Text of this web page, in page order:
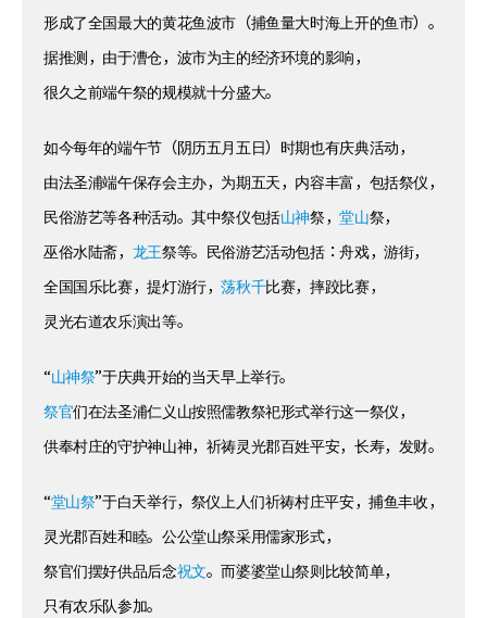
形成了全国最大的黄花鱼波市（捕鱼量大时海上开的鱼市）。
据推测，由于漕仓，波市为主的经济环境的影响，
很久之前端午祭的规模就十分盛大。
如今每年的端午节（阴历五月五日）时期也有庆典活动，
由法圣浦端午保存会主办，为期五天，内容丰富，包括祭仪，
民俗游艺等各种活动。其中祭仪包括山神祭，堂山祭，
巫俗水陆斋， 龙王祭等。民俗游艺活动包括：舟戏，游街，
全国国乐比赛，提灯游行，荡秋千比赛，摔跤比赛，
灵光右道农乐演出等。
“山神祭”于庆典开始的当天早上举行。
祭官们在法圣浦仁义山按照儒教祭祀形式举行这一祭仪，
供奉村庄的守护神山神，祈祷灵光郡百姓平安，长寿，发财。
“堂山祭”于白天举行，祭仪上人们祈祷村庄平安，捕鱼丰收，
灵光郡百姓和睦。公公堂山祭采用儒家形式，
祭官们摆好供品后念祝文。而婆婆堂山祭则比较简单，
只有农乐队参加。